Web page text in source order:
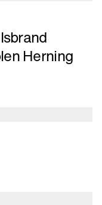
Herning